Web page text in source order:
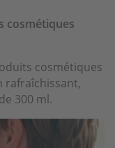
cosmétiques
cosmétiques
rafraîchissant,
300 ml.